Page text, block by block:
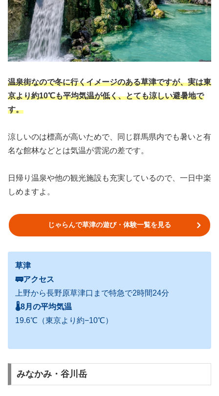
温泉街なので冬に行くイメージのある草津ですが、実は東
京より約10℃も平均気温が低く、とても涼しい避暑地で
す。
涼しいのは標高が高いためで、同じ群馬県内でも暑いと有
名な館林などとは気温が雲泥の差です。
日帰り温泉や他の観光施設も充実しているので、一日中楽
しめますよ。
じゃらんで草津の遊び・体験一覧を見る
草津
🚃アクセス
上野から長野原草津口まで特急で2時間24分
🌡8月の平均気温
19.6℃（東京より約−10℃）
みなかみ・谷川岳